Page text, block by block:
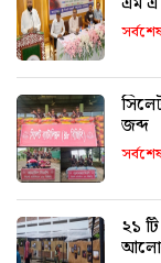
জব্দ
২১